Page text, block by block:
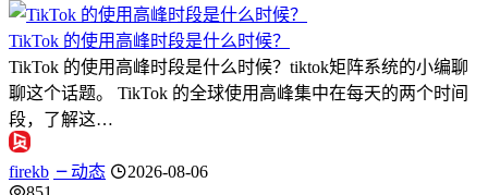
TikTok 的使用高峰时段是什么时候？
TikTok 的使用高峰时段是什么时候？tiktok矩阵系统的小编聊
聊这个话题。 TikTok 的全球使用高峰集中在每天的两个时间
段，了解这…
firekb 动态
2026-08-06